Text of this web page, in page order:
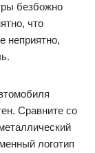
безбожно
что
неприятно,
Сравните со
логотип